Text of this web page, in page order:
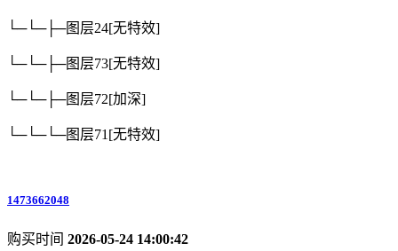
└─└─├─图层24[无特效]
└─└─├─图层73[无特效]
└─└─├─图层72[加深]
└─└─└─图层71 [无特效]
1473662048
购买时间 2026-05-24 14:00:42